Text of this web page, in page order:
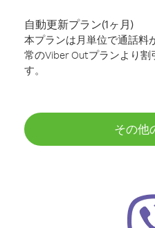
自動更新プラン(1ヶ月)
本プランは月単位で通話料
常のViber Outプランより
す。
その他